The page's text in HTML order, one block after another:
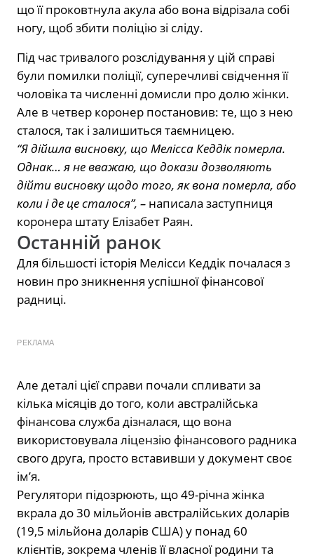
що її проковтнула акула або вона відрізала собі
ногу, щоб збити поліцію зі сліду.
Під час тривалого розслідування у цій справі
були помилки поліції, суперечливі свідчення її
чоловіка та численні домисли про долю жінки.
Але в четвер коронер постановив: те, що з нею
сталося, так і залишиться таємницею.
“Я дійшла висновку, що Мелісса Кеддік померла.
Однак… я не вважаю, що докази дозволяють
дійти висновку щодо того, як вона померла, або
коли і де це сталося”, – написала заступниця
коронера штату Елізабет Раян.
Останній ранок
Для більшості історія Мелісси Кеддік почалася з
новин про зникнення успішної фінансової
радниці.
РЕКЛАМА
Але деталі цієї справи почали спливати за
кілька місяців до того, коли австралійська
фінансова служба дізналася, що вона
використовувала ліцензію фінансового радника
свого друга, просто вставивши у документ своє
ім’я.
Регулятори підозрюють, що 49-річна жінка
вкрала до 30 мільйонів австралійських доларів
(19,5 мільйона доларів США) у понад 60
клієнтів, зокрема членів її власної родини та